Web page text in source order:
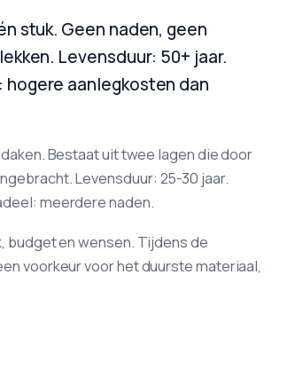
stuk. Geen naden, geen
Levensduur: 50+ jaar.
aanlegkosten dan
Bestaat uit twee lagen die door
Levensduur: 25-30 jaar.
meerdere naden.
budget en wensen. Tijdens de
voorkeur voor het duurste materiaal,